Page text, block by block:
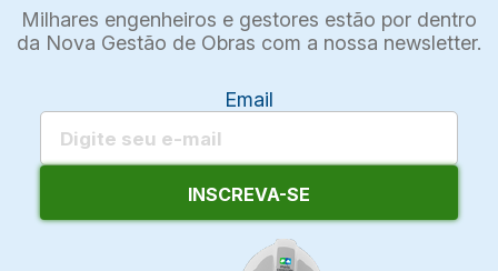
Milhares engenheiros e gestores estão por dentro
da Nova Gestão de Obras com a nossa newsletter.
Email
INSCREVA-SE